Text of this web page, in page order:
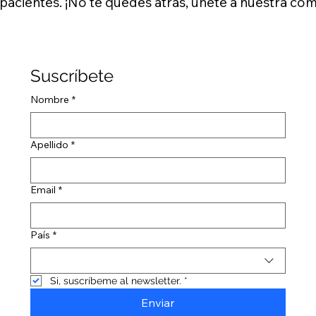
Suscríbete
Nombre *
Apellido *
Email *
País *
Si, suscríbeme al newsletter. *
Enviar